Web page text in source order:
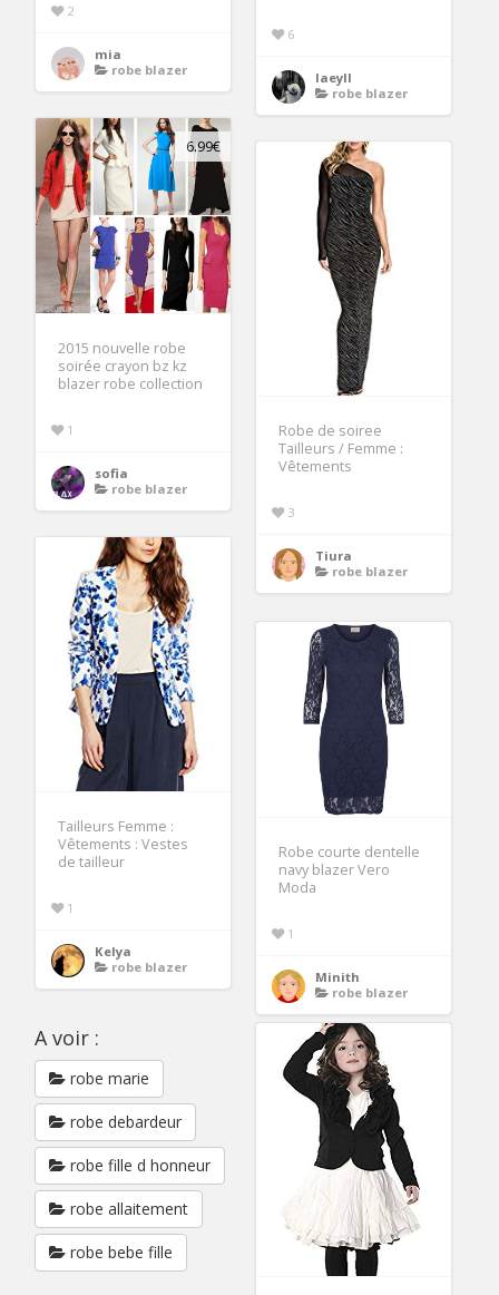
6
laeyll
robe blazer
2
mia
robe blazer
6.99€
2015 nouvelle robe
soirée crayon bz kz
blazer robe collection
1
sofia
robe blazer
Robe de soiree
Tailleurs / Femme :
Vêtements
3
Tiura
robe blazer
Tailleurs Femme :
Vêtements : Vestes
de tailleur
1
Kelya
robe blazer
Robe courte dentelle
navy blazer Vero
Moda
1
Minith
robe blazer
A voir :
robe marie
robe debardeur
robe fille d honneur
robe allaitement
robe bebe fille